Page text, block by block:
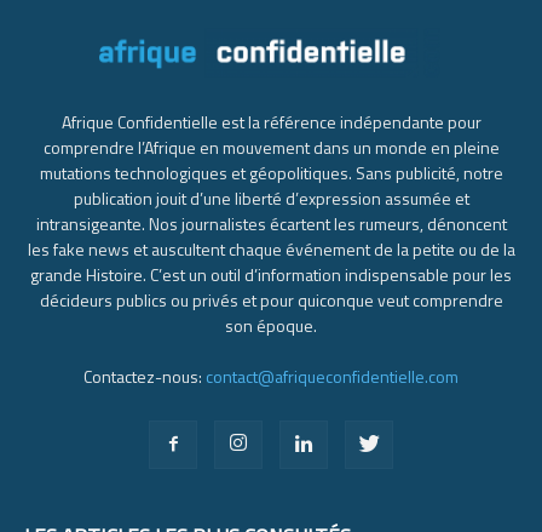
Afrique Confidentielle est la référence indépendante pour
comprendre l’Afrique en mouvement dans un monde en pleine
mutations technologiques et géopolitiques. Sans publicité, notre
publication jouit d’une liberté d’expression assumée et
intransigeante. Nos journalistes écartent les rumeurs, dénoncent
les fake news et auscultent chaque événement de la petite ou de la
grande Histoire. C’est un outil d’information indispensable pour les
décideurs publics ou privés et pour quiconque veut comprendre
son époque.
Contactez-nous: contact@afriqueconfidentielle.com